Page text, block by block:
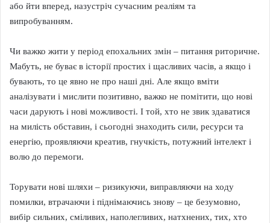
або йти вперед, назустріч сучасним реаліям та
випробуванням.
Чи важко жити у період епохальних змін – питання риторичне.
Мабуть, не буває в історії простих і щасливих часів, а якщо і
бувають, то це явно не про наші дні. Але якщо вміти
аналізувати і мислити позитивно, важко не помітити, що нові
часи дарують і нові можливості. І той, хто не звик здаватися
на милість обставин, і сьогодні знаходить сили, ресурси та
енергію, проявляючи креатив, гнучкість, потужний інтелект і
волю до перемоги.
Торувати нові шляхи – ризикуючи, виправляючи на ходу
помилки, втрачаючи і піднімаючись знову – це безумовно,
вибір сильних, сміливих, наполегливих, натхнених, тих, хто